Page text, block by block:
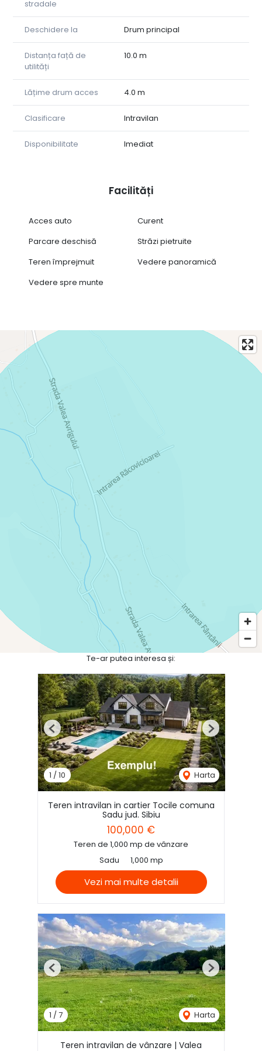
stradale
Deschidere la Drum principal
Distanța față de
utilități
10.0 m
Lățime drum acces 4.0 m
Clasificare Intravilan
Disponibilitate Imediat
Facilități
Acces auto
Curent
Parcare deschisă
Străzi pietruite
Teren împrejmuit
Vedere panoramică
Vedere spre munte
Te-ar putea interesa și:
1 /10 Harta
Previous Next
Teren intravilan in cartier Tocile comuna
Sadu jud. Sibiu
100,000 €
Teren de 1,000 mp de vânzare
Sadu
1,000 mp
Vezi mai multe detalii
1 /7 Harta
Previous Next
Teren intravilan de vânzare | Valea